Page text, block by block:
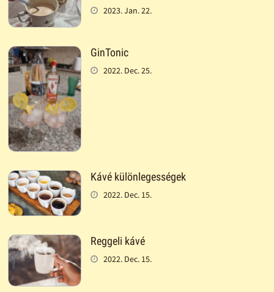
2023. Jan. 22.
GinTonic
2022. Dec. 25.
Kávé különlegességek
2022. Dec. 15.
Reggeli kávé
2022. Dec. 15.